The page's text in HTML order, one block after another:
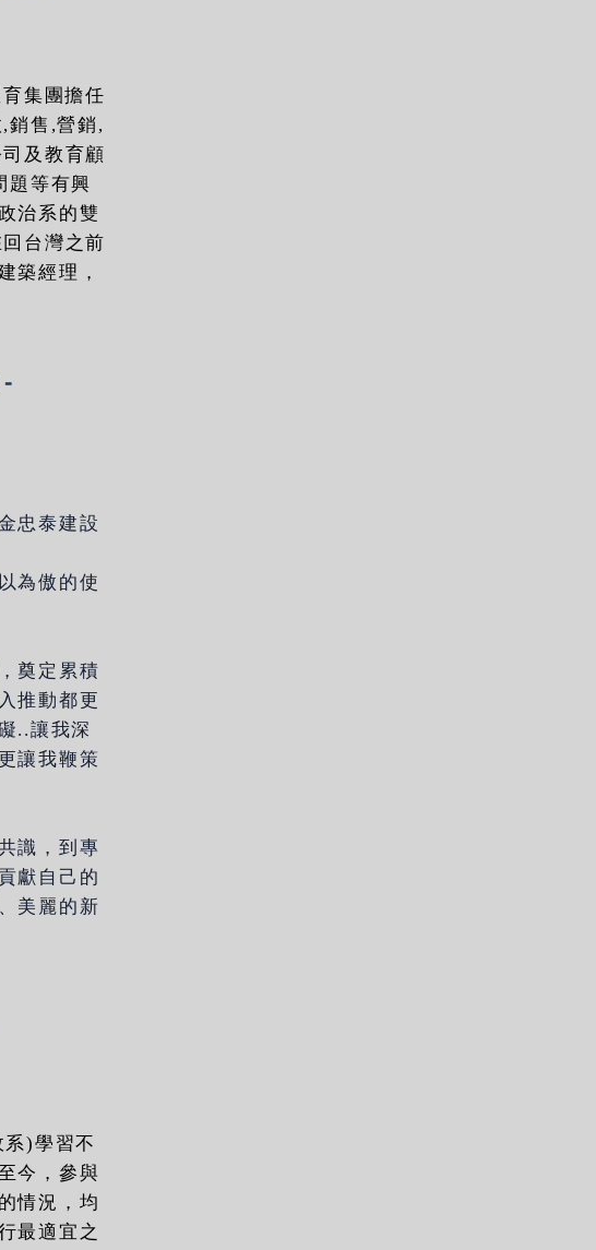
集團擔任
銷售,營銷,
及教育顧
題等有興
治系的雙
台灣之前
築經理，
-
忠泰建設
為傲的使
奠定累積
推動都更
..讓我深
讓我鞭策
識，到專
獻自己的
美麗的新
)學習不
今，參與
情況，均
最適宜之